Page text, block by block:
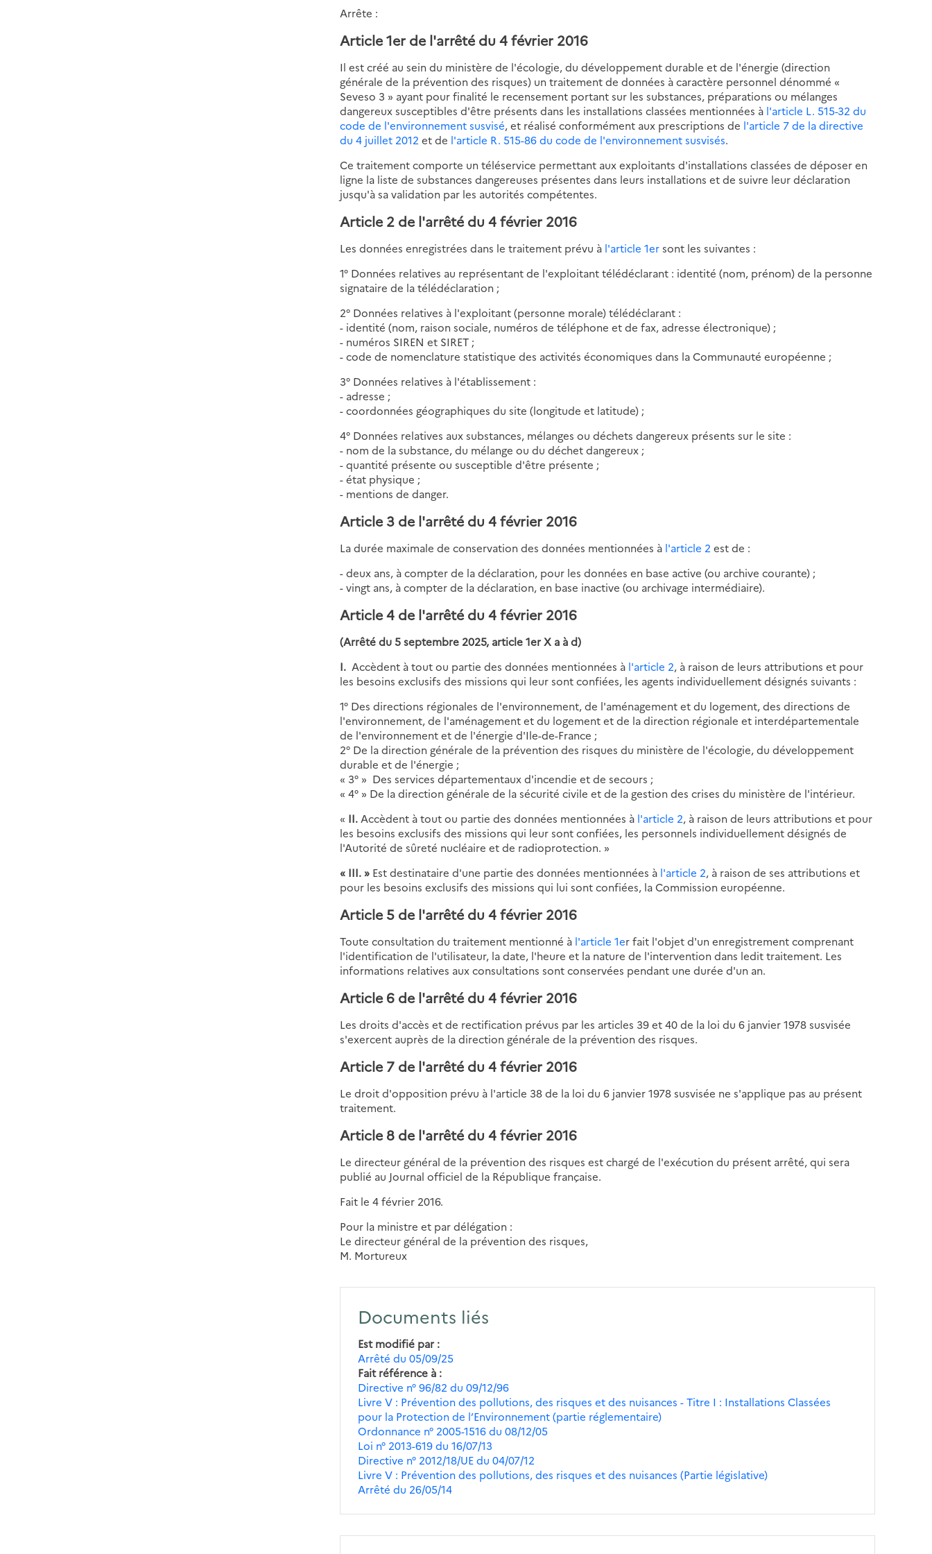
Arrête :
Article 1er de l'arrêté du 4 février 2016
Il est créé au sein du ministère de l'écologie, du développement durable et de l'énergie (direction
générale de la prévention des risques) un traitement de données à caractère personnel dénommé «
Seveso 3 » ayant pour finalité le recensement portant sur les substances, préparations ou mélanges
dangereux susceptibles d'être présents dans les installations classées mentionnées à l'article L. 515-32 du
code de l'environnement susvisé, et réalisé conformément aux prescriptions de l'article 7 de la directive
du 4 juillet 2012 et de l'article R. 515-86 du code de l'environnement susvisés.
Ce traitement comporte un téléservice permettant aux exploitants d'installations classées de déposer en
ligne la liste de substances dangereuses présentes dans leurs installations et de suivre leur déclaration
jusqu'à sa validation par les autorités compétentes.
Article 2 de l'arrêté du 4 février 2016
Les données enregistrées dans le traitement prévu à l'article 1ersont les suivantes :
1° Données relatives au représentant de l'exploitant télédéclarant : identité (nom, prénom) de la personne
signataire de la télédéclaration ;
2° Données relatives à l'exploitant (personne morale) télédéclarant :
- identité (nom, raison sociale, numéros de téléphone et de fax, adresse électronique) ;
- numéros SIREN et SIRET ;
- code de nomenclature statistique des activités économiques dans la Communauté européenne ;
3° Données relatives à l'établissement :
- adresse ;
- coordonnées géographiques du site (longitude et latitude) ;
4° Données relatives aux substances, mélanges ou déchets dangereux présents sur le site :
- nom de la substance, du mélange ou du déchet dangereux ;
- quantité présente ou susceptible d'être présente ;
- état physique ;
- mentions de danger.
Article 3 de l'arrêté du 4 février 2016
La durée maximale de conservation des données mentionnées à l'article 2 est de :
- deux ans, à compter de la déclaration, pour les données en base active (ou archive courante) ;
- vingt ans, à compter de la déclaration, en base inactive (ou archivage intermédiaire).
Article 4 de l'arrêté du 4 février 2016
(Arrêté du 5 septembre 2025, article 1er X a à d)
I. Accèdent à tout ou partie des données mentionnées à l'article 2, à raison de leurs attributions et pour
les besoins exclusifs des missions qui leur sont confiées, les agents individuellement désignés suivants :
1° Des directions régionales de l'environnement, de l'aménagement et du logement, des directions de
l'environnement, de l'aménagement et du logement et de la direction régionale et interdépartementale
de l'environnement et de l'énergie d'Ile-de-France ;
2° De la direction générale de la prévention des risques du ministère de l'écologie, du développement
durable et de l'énergie ;
« 3° » Des services départementaux d'incendie et de secours ;
« 4° » De la direction générale de la sécurité civile et de la gestion des crises du ministère de l'intérieur.
« II. Accèdent à tout ou partie des données mentionnées à l'article 2, à raison de leurs attributions et pour
les besoins exclusifs des missions qui leur sont confiées, les personnels individuellement désignés de
l'Autorité de sûreté nucléaire et de radioprotection. »
« III. » Est destinataire d'une partie des données mentionnées à l'article 2, à raison de ses attributions et
pour les besoins exclusifs des missions qui lui sont confiées, la Commission européenne.
Article 5 de l'arrêté du 4 février 2016
Toute consultation du traitement mentionné à l'article 1er fait l'objet d'un enregistrement comprenant
l'identification de l'utilisateur, la date, l'heure et la nature de l'intervention dans ledit traitement. Les
informations relatives aux consultations sont conservées pendant une durée d'un an.
Article 6 de l'arrêté du 4 février 2016
Les droits d'accès et de rectification prévus par les articles 39 et 40 de la loi du 6 janvier 1978 susvisée
s'exercent auprès de la direction générale de la prévention des risques.
Article 7 de l'arrêté du 4 février 2016
Le droit d'opposition prévu à l'article 38 de la loi du 6 janvier 1978 susvisée ne s'applique pas au présent
traitement.
Article 8 de l'arrêté du 4 février 2016
Le directeur général de la prévention des risques est chargé de l'exécution du présent arrêté, qui sera
publié au Journal officiel de la République française.
Fait le 4 février 2016.
Pour la ministre et par délégation :
Le directeur général de la prévention des risques,
M. Mortureux
Documents liés
Est modifié par
Arrêté du 05/09/25
Fait référence à
Directive n° 96/82 du 09/12/96
Livre V : Prévention des pollutions, des risques et des nuisances - Titre I : Installations Classées
pour la Protection de l’Environnement (partie réglementaire)
Ordonnance n° 2005-1516 du 08/12/05
Loi n° 2013-619 du 16/07/13
Directive n° 2012/18/UE du 04/07/12
Livre V : Prévention des pollutions, des risques et des nuisances (Partie législative)
Arrêté du 26/05/14